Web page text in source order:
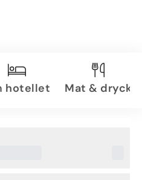
hotellet Mat & dryck